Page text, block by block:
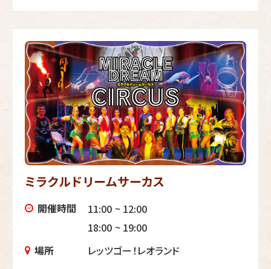
ミラクルドリームサーカス
開催時間
11:00 ~ 12:00
18:00 ~ 19:00
場所
レッツゴー！レオランド